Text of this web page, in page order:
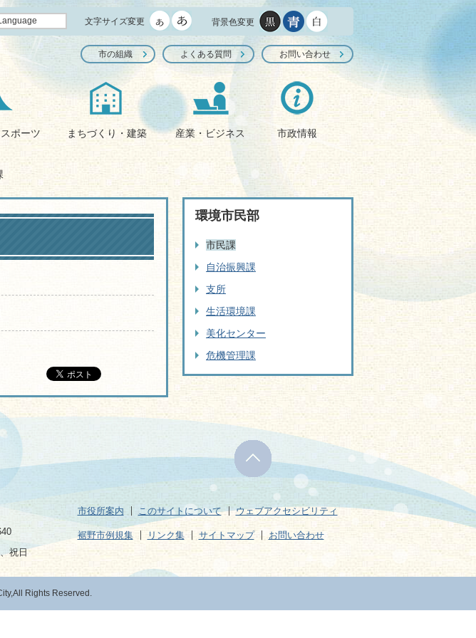
文字サイズ変更 背景色変更
市の組織 よくある質問 お問い合わせ
ポーツ まちづくり・建築 産業・ビジネス 市政情報
環境市民部
市民課
自治振興課
支所
生活環境課
美化センター
危機管理課
祝日
市役所案内 このサイトについて ウェブアクセシビリティ
裾野市例規集 リンク集 サイトマップ お問い合わせ
Rights Reserved.